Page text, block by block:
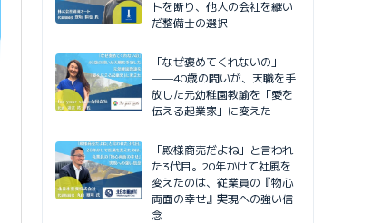
トを断り、他人の会社を継い
だ整備士の選択
「なぜ褒めてくれないの」
——40歳の問いが、天職を手
放した元幼稚園教諭を「愛を
伝える起業家」に変えた
「殿様商売だよね」と言われ
た3代目。20年かけて社風を
変えたのは、従業員の『物心
両面の幸せ』実現への強い信
念